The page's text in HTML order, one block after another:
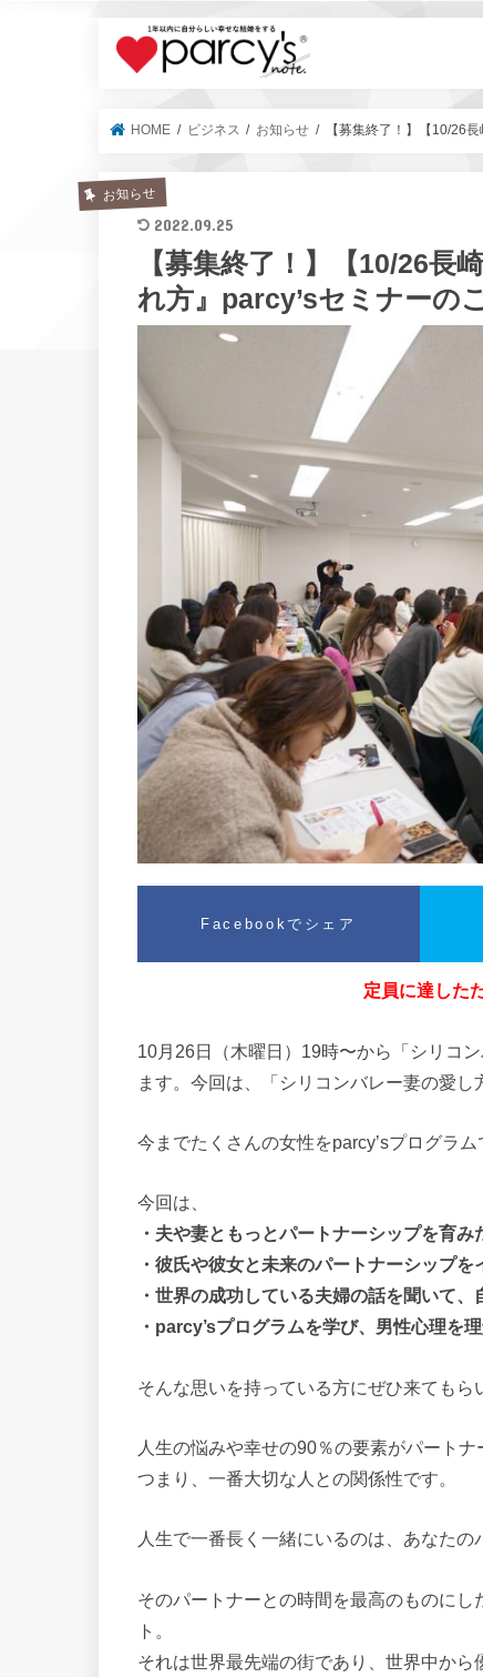
parcy's
HOME ビジネス お知らせ 【募集終了！】【10/26
お知らせ
2022.09.25
【募集終了！】【10/26長
れ方』parcy’sセミナーの
Facebookでシェア
定員に達した
10月26日（木曜日）19時〜から「シリコ
ます。今回は、「シリコンバレー妻の愛し
今までたくさんの女性をparcy’sプログラム
今回は、
・夫や妻ともっとパートナーシップを育み
・彼氏や彼女と未来のパートナーシップを
・世界の成功している夫婦の話を聞いて
・parcy’sプログラムを学び、男性心理を
そんな思いを持っている方にぜひ来てもら
人生の悩みや幸せの90％の要素がパートナ
つまり、一番大切な人との関係性です。
人生で一番長く一緒にいるのは、あなたの
そのパートナーとの時間を最高のものに
ト。
それは世界最先端の街であり、世界中から